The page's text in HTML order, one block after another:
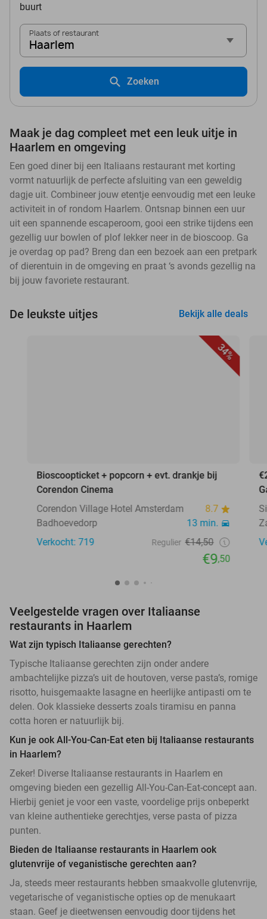
buurt
Plaats of restaurant
Haarlem
Zoeken
Maak je dag compleet met een leuk uitje in
Haarlem en omgeving
Een goed diner bij een Italiaans restaurant met korting
vormt natuurlijk de perfecte afsluiting van een geweldig
dagje uit. Combineer jouw etentje eenvoudig met een leuke
activiteit in of rondom Haarlem. Ontsnap binnen een uur
uit een spannende escaperoom, gooi een strike tijdens een
gezellig uur bowlen of plof lekker neer in de bioscoop. Ga
je overdag op pad? Breng dan een bezoek aan een pretpark
of dierentuin in de omgeving en praat ‘s avonds gezellig na
bij jouw favoriete restaurant.
De leukste uitjes Bekijk alle deals
34%
Bioscoopticket + popcorn + evt. drankje bij
Corendon Cinema
Corendon Village Hotel Amsterdam
8.7
Badhoevedorp
13 min.
Verkocht: 719
Regulier €14,50
€9,50
Veelgestelde vragen over Italiaanse
restaurants in Haarlem
Wat zijn typisch Italiaanse gerechten?
Typische Italiaanse gerechten zijn onder andere
ambachtelijke pizza’s uit de houtoven, verse pasta’s, romige
risotto, huisgemaakte lasagne en heerlijke antipasti om te
delen. Ook klassieke desserts zoals tiramisu en panna
cotta horen er natuurlijk bij.
Kun je ook All-You-Can-Eat eten bij Italiaanse restaurants
in Haarlem?
Zeker! Diverse Italiaanse restaurants in Haarlem en
omgeving bieden een gezellig All-You-Can-Eat-concept aan.
Hierbij geniet je voor een vaste, voordelige prijs onbeperkt
van kleine authentieke gerechtjes, verse pasta of pizza
punten.
Bieden de Italiaanse restaurants in Haarlem ook
glutenvrije of veganistische gerechten aan?
Ja, steeds meer restaurants hebben smaakvolle glutenvrije,
vegetarische of veganistische opties op de menukaart
staan. Geef je dieetwensen eenvoudig door tijdens het